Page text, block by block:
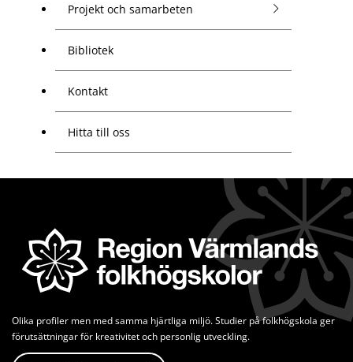
Projekt och samarbeten
Bibliotek
Kontakt
Hitta till oss
Olika profiler men med samma hjärtliga miljö. Studier på folkhögskola ger
förutsättningar för kreativitet och personlig utveckling.